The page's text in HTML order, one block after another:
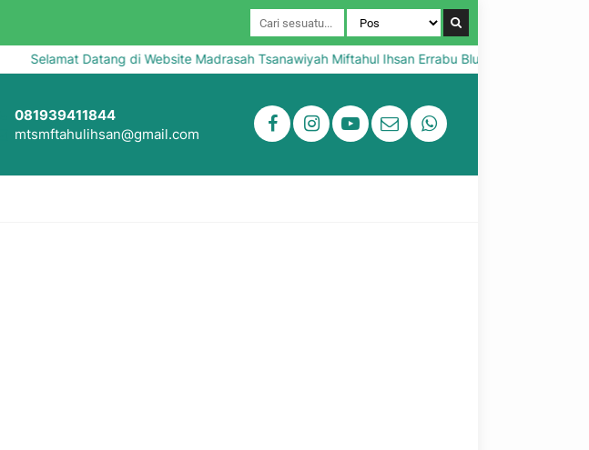
Selamat Datang di Website Madrasah Tsanawiyah Miftahul Ihsan Errabu Bluto Sumenep
081939411844
mtsmftahulihsan@gmail.com